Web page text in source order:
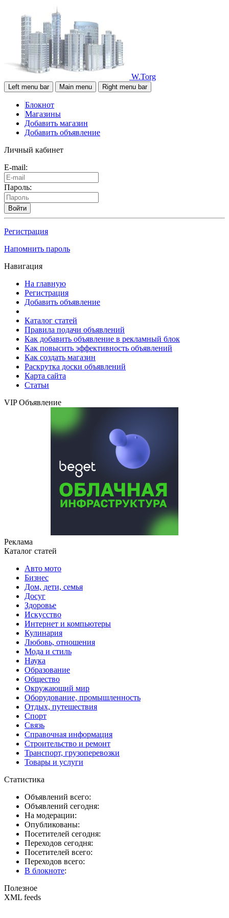
W.Torg
Left menu bar Main menu Right menu bar
Блокнот
Магазины
Добавить магазин
Добавить объявление
Личный кабинет
E-mail:
Пароль:
Войти
Регистрация
Напомнить пароль
Навигация
На главную
Регистрация
Добавить объявление
Каталог статей
Правила подачи объявлений
Как добавить объявление в рекламный блок
Как повысить эффективность объявлений
Как создать магазин
Раскрутка доски объявлений
Карта сайта
Статьи
VIP Объявление
Реклама
Каталог статей
Авто мото
Бизнес
Дом, дети, семья
Досуг
Здоровье
Искусство
Интернет и компьютеры
Кулинария
Любовь, отношения
Мода и стиль
Наука
Образование
Общество
Окружающий мир
Оборудование, промышленность
Отдых, путешествия
Спорт
Связь
Справочная информация
Строительство и ремонт
Транспорт, грузоперевозки
Товары и услуги
Статистика
Объявлений всего:
Объявлений сегодня:
На модерации:
Опубликованы:
Посетителей сегодня:
Переходов сегодня:
Посетителей всего:
Переходов всего:
В блокноте:
Полезное
XML feeds